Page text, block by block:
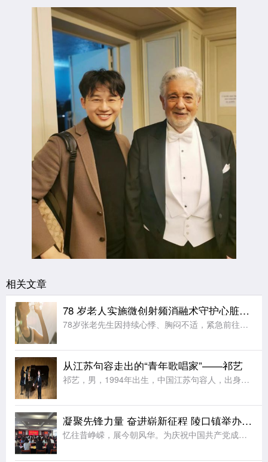
相关文章
78 岁老人实施微创射频消融术守护心脏安康
78岁张老先生因持续心悸、胸闷不适，紧急前往镇江市第一人民医院就诊，就诊时心率一度飙升至150次/分。经该院详细检查确诊，老人同时合并心房扑动(房扑)、心房颤动(房颤)、室性期前收缩(室早)三重心律失
从江苏句容走出的“青年歌唱家”——祁艺
祁艺，男，1994年出生，中国江苏句容人，出身音乐世家，自小受家庭的熏陶，有着极高的音乐艺术天分。大学本科和硕士皆满分毕业于巴黎高等师范音乐学院。获奖演出经历：维瓦尔第国际音乐大赛一等奖;荣幸和“世界
凝聚先锋力量 奋进崭新征程 陵口镇举办庆“七一”调研风采展示大赛
忆往昔峥嵘，展今朝风华。为庆祝中国共产党成立104周年，展现新时代党员先锋形象，6月30日，江苏丹阳市陵口镇举办庆“七一”调研风采展示大赛活动。全体党政领导、机关干部、各行政村书记以及35周岁以下村干